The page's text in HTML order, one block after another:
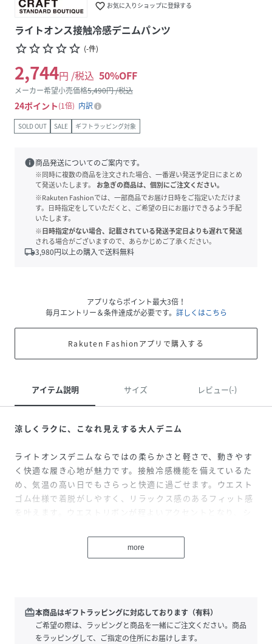
favorite_border お気に入りショップに登録する
ライトオンス接触冷感デニムパンツ
star_borderstar_borderstar_borderstar_borderstar_border (-件)
2,744円 /税込 50%OFF
メーカー希望小売価格5,490円 /税込
24ポイント 1倍 内訳
SOLD OUT SALE ギフトラッピング対象
info商品発送についてのご案内です。
※同時に複数の商品を注文された場合、一番遅い発送予定日にまとめ
て発送いたします。
お急ぎの商品は、個別にご注文ください。
※Rakuten Fashionでは、一部商品でお届け日時をご指定いただけま
す。日時指定をしていただくと、ご希望の日にお届けできるよう手配
いたします。
※日時指定がない場合、記載されている発送予定日よりも遅れて発送
される場合がございますので、あらかじめご了承ください。
local_shipping3,980円以上の購入で送料無料
アプリならポイント最大3倍！
毎月エントリー＆条件達成が必要です。 詳しくはこちら
Rakuten Fashionアプリで購入する
アイテム説明 サイズ レビュー(-)
涼しくラクに、こなれ見えする大人デニム
ライトオンスデニムならではの柔らかさと軽さで、動きやす
く快適な履き心地が魅力です。接触冷感機能を備えているた
め、気温の高い日でもさらっと快適に過ごせます。ウエスト
ゴム仕様で着脱がしやすく、リラックス感のあるフィット感
を叶えます。ウエストリボンが程よいアクセントとなり、シ
ます。カーブパンツならではの立体的なシルエットが、脚を
すっきり見せつつトレンド感も演出してくれます。Tシャツ
透け感[なし]
生地の厚さ[普通]
光沢感[なし]
more
redeem本商品はギフトラッピングに対応しております（有料）
ご希望の際は、ラッピングと商品を一緒にご注文ください。商品
をラッピングして、ご指定の住所にお届けします。